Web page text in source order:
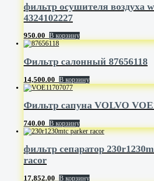
фильтр осушителя воздуха
4324102227
950.00 В корзину
Фильтр салонный 87656118
14,500.00 В корзину
Фильтр сапуна VOLVO
740.00 В корзину
фильтр сепаратор
racor
17,852.00 В корзину